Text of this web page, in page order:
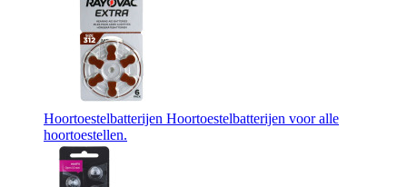
Hoortoestelbatterijen Hoortoestelbatterijen voor alle
hoortoestellen.